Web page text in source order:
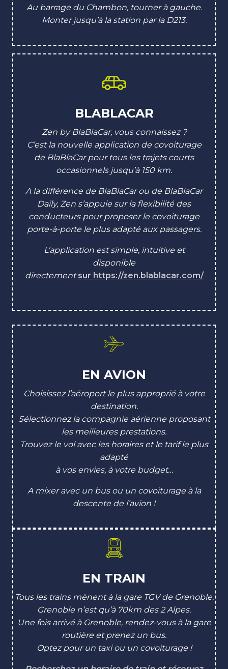
Au barrage du Chambon, tourner à gauche.
Monter jusqu’à la station par la D213.
BLABLACAR
Zen by BlaBlaCar, vous connaissez ?
C’est la nouvelle application de covoiturage
de BlaBlaCar pour tous les trajets courts
occasionnels jusqu’à 150 km.
A la différence de BlaBlaCar ou de BlaBlaCar
Daily, Zen s’appuie sur la flexibilité des
conducteurs pour proposer le covoiturage
porte-à-porte le plus adapté aux passagers.
L’application est simple, intuitive et
disponible
directementsur https://zen.blablacar.com/
EN AVION
Choisissez l’aéroport le plus approprié à votre
destination.
Sélectionnez la compagnie aérienne proposant
les meilleures prestations.
Trouvez le vol avec les horaires et le tarif le plus
adapté
à vos envies, à votre budget…
A mixer avec un bus ou un covoiturage à la
descente de l’avion !
EN TRAIN
Tous les trains mènent à la gare TGV de Grenoble.
Grenoble n’est qu’à 70km des 2 Alpes.
Une fois arrivé à Grenoble, rendez-vous à la gare
routière et prenez un bus.
Optez pour un taxi ou un covoiturage !